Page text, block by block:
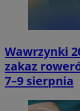
Wawrzynki
zakaz
7–9 sierpnia